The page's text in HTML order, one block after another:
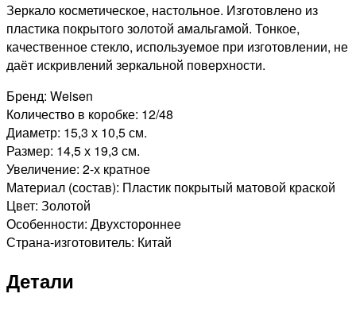
Зеркало косметическое, настольное. Изготовлено из
пластика покрытого золотой амальгамой. Тонкое,
качественное стекло, используемое при изготовлении, не
даёт искривлений зеркальной поверхности.
Бренд: Weisen
Количество в коробке: 12/48
Диаметр: 15,3 х 10,5 см.
Размер: 14,5 х 19,3 см.
Увеличение: 2-х кратное
Материал (состав): Пластик покрытый матовой краской
Цвет: Золотой
Особенности: Двухстороннее
Страна-изготовитель: Китай
Детали